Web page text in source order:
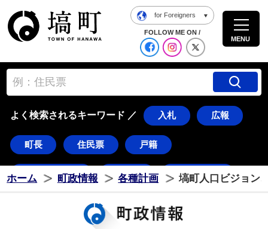
塙町ホームページ
for Foreigners
FOLLOW ME ON /
公式Facebook
塙町 塙町 X
MENU
よく検索されるキーワード ／ 入札 広報
町長 住民票 戸籍
道の駅はなわ ダリア 湯遊ランド
塙
ホーム 町政情報 各種計画 塙町人口ビジョン